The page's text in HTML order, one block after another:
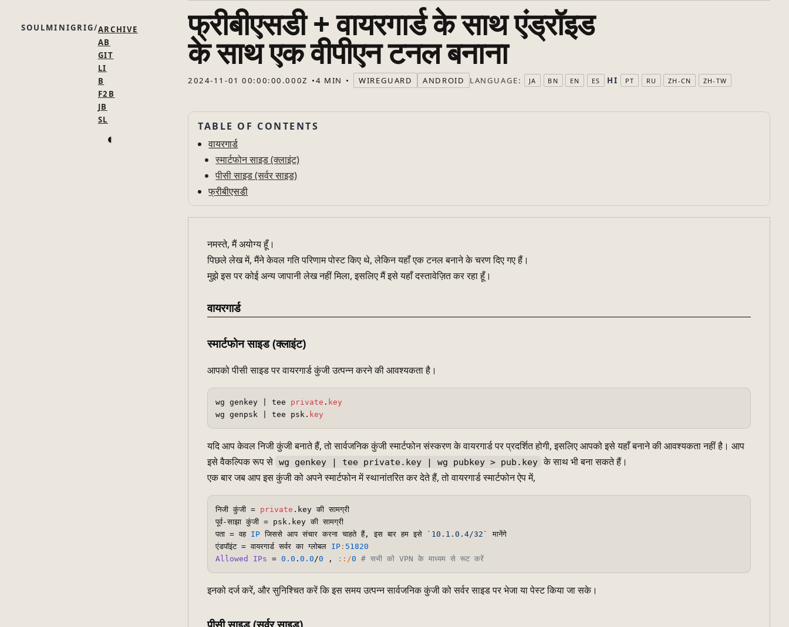
SOULMINIGRIG ARCHIVE
AB
GIT
LI
B
F2B
JB
SL
◐
फ्रीबीएसडी + वायरगार्ड के साथ एंड्रॉइड
के साथ एक वीपीएन टनल बनाना
2024-11-01 00:00:00.000Z 4 MIN WIREGUARD ANDROID LANGUAGE: JA BN EN ES HI PT RU ZH-CN ZH-TW
TABLE OF CONTENTS
वायरगार्ड
स्मार्टफोन साइड (क्लाइंट)
पीसी साइड (सर्वर साइड)
फ्रीबीएसडी
नमस्ते, मैं अयोग्य हूँ।
पिछले लेख में, मैंने केवल गति परिणाम पोस्ट किए थे, लेकिन यहाँ एक टनल बनाने के चरण दिए गए हैं।
मुझे इस पर कोई अन्य जापानी लेख नहीं मिला, इसलिए मैं इसे यहाँ दस्तावेज़ित कर रहा हूँ।
वायरगार्ड
स्मार्टफोन साइड (क्लाइंट)
आपको पीसी साइड पर वायरगार्ड कुंजी उत्पन्न करने की आवश्यकता है।
wg genkey | tee private . key
wg genpsk | tee psk. key
यदि आप केवल निजी कुंजी बनाते हैं, तो सार्वजनिक कुंजी स्मार्टफोन संस्करण के वायरगार्ड पर प्रदर्शित होगी, इसलिए आपको इसे यहाँ बनाने की आवश्यकता नहीं है। आप
इसे वैकल्पिक रूप से wg genkey | tee private.key | wg pubkey > pub.key के साथ भी बना सकते हैं।
एक बार जब आप इस कुंजी को अपने स्मार्टफोन में स्थानांतरित कर देते हैं, तो वायरगार्ड स्मार्टफोन ऐप में,
निजी कुंजी = private .key की सामग्री
पूर्व-साझा कुंजी = psk.key की सामग्री
पता = वह IP जिससे आप संचार करना चाहते हैं, इस बार हम इसे `10.1.0.4/32`
मानेंगे
एंडपॉइंट = वायरगार्ड सर्वर का ग्लोबल IP : 51820
Allowed
IPs = 0.0 .0.0/0 , : :/0 # सभी को VPN के माध्यम से रूट करें
इनको दर्ज करें, और सुनिश्चित करें कि इस समय उत्पन्न सार्वजनिक कुंजी को सर्वर साइड पर भेजा या पेस्ट किया जा सके।